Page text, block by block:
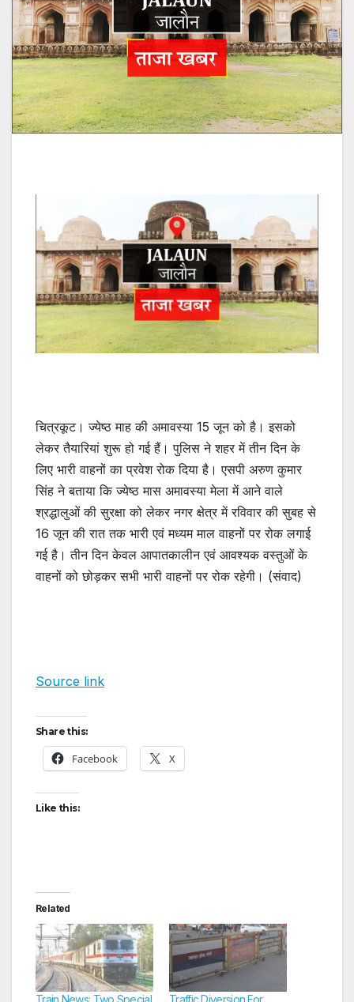
चित्रकूट। ज्येष्ठ माह की अमावस्या 15 जून को है। इसको
लेकर तैयारियां शुरू हो गई हैं। पुलिस ने शहर में तीन दिन के
लिए भारी वाहनों का प्रवेश रोक दिया है। एसपी अरुण कुमार
सिंह ने बताया कि ज्येष्ठ मास अमावस्या मेला में आने वाले
श्रद्धालुओं की सुरक्षा को लेकर नगर क्षेत्र में रविवार की सुबह से
16 जून की रात तक भारी एवं मध्यम माल वाहनों पर रोक लगाई
गई है। तीन दिन केवल आपातकालीन एवं आवश्यक वस्तुओं के
वाहनों को छोड़कर सभी भारी वाहनों पर रोक रहेगी। (संवाद)
Source link
Share this:
Facebook X
Like this:
Related
Train News: Two Special Traffic Diversion For